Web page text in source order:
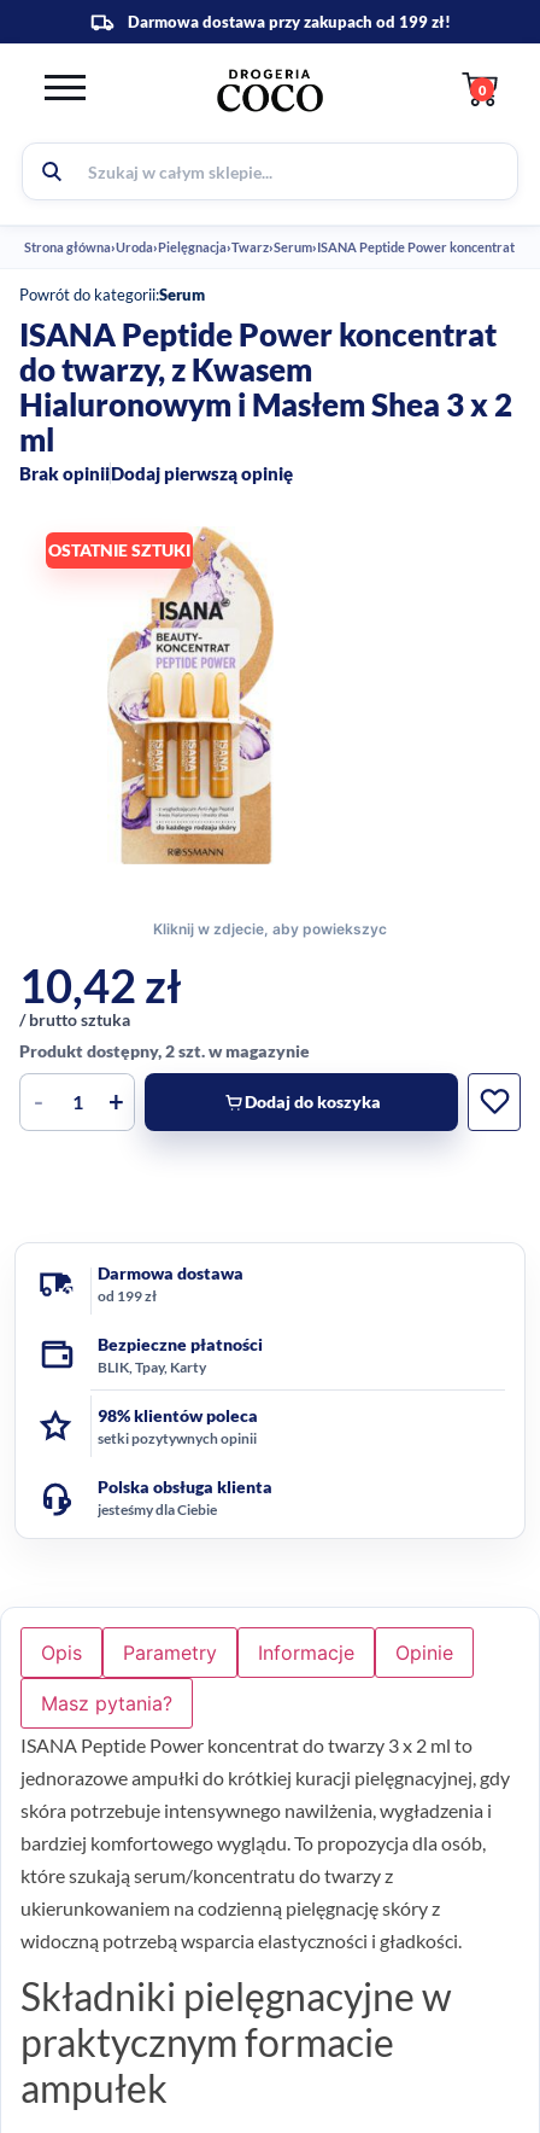
0
Strona główna›Uroda›Pielęgnacja›Twarz›Serum›ISANA Peptide Power koncentrat do
OSTATNIE SZTUKI
Powrót do kategorii:Serum
ISANA Peptide Power koncentrat
do twarzy, z Kwasem
Hialuronowym i Masłem Shea 3 x 2
ml
Brak opiniiDodaj pierwszą opinię
10,42zł
/ brutto sztuka
Produkt dostępny, 2 szt. w magazynie
- + Dodaj do koszyka
Darmowa dostawa
od 199 zł
Bezpieczne płatności
BLIK, Tpay, Karty
98% klientów poleca
setki pozytywnych opinii
Polska obsługa klienta
jesteśmy dla Ciebie
Opis Parametry Informacje Opinie
Masz pytania?
ISANA Peptide Power koncentrat do twarzy 3 x 2 ml to
jednorazowe ampułki do krótkiej kuracji pielęgnacyjnej, gdy
skóra potrzebuje intensywnego nawilżenia, wygładzenia i
bardziej komfortowego wyglądu. To propozycja dla osób,
które szukają serum/koncentratu do twarzy z
ukierunkowaniem na codzienną pielęgnację skóry z
widoczną potrzebą wsparcia elastyczności i gładkości.
Składniki pielęgnacyjne w
praktycznym formacie
ampułek